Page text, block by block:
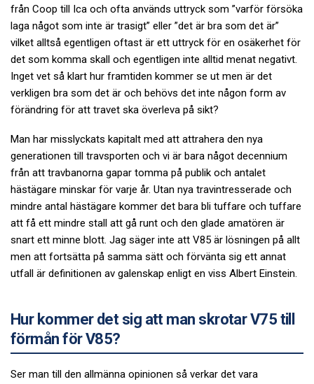
från Coop till Ica och ofta används uttryck som ”varför försöka
laga något som inte är trasigt” eller ”det är bra som det är”
vilket alltså egentligen oftast är ett uttryck för en osäkerhet för
det som komma skall och egentligen inte alltid menat negativt.
Inget vet så klart hur framtiden kommer se ut men är det
verkligen bra som det är och behövs det inte någon form av
förändring för att travet ska överleva på sikt?
Man har misslyckats kapitalt med att attrahera den nya
generationen till travsporten och vi är bara något decennium
från att travbanorna gapar tomma på publik och antalet
hästägare minskar för varje år. Utan nya travintresserade och
mindre antal hästägare kommer det bara bli tuffare och tuffare
att få ett mindre stall att gå runt och den glade amatören är
snart ett minne blott. Jag säger inte att V85 är lösningen på allt
men att fortsätta på samma sätt och förvänta sig ett annat
utfall är definitionen av galenskap enligt en viss Albert Einstein.
Hur kommer det sig att man skrotar V75 till
förmån för V85?
Ser man till den allmänna opinionen så verkar det vara